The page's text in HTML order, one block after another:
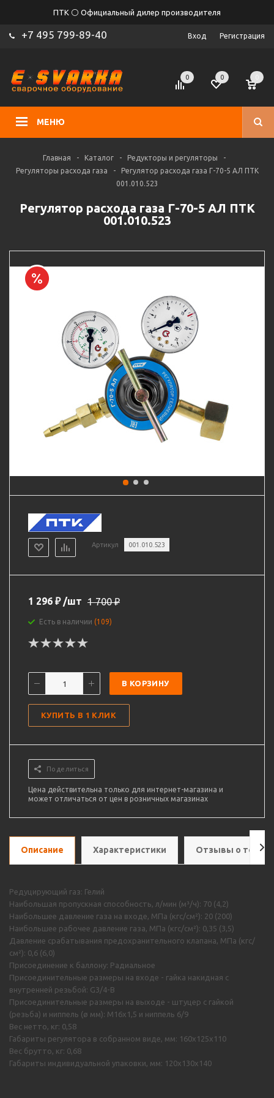
ПТК ⚪ Официальный дилер производителя
+7 495 799-89-40 Вход Регистрация
МЕНЮ
0 0
Главная - Каталог - Редукторы и регуляторы
-
Регуляторы расхода газа
-
Регулятор расхода газа Г-70-5 АЛ ПТК
001.010.523
Регулятор расхода газа Г-70-5 АЛ ПТК
001.010.523
Артикул 001.010.523
1 296 ₽ /шт 1 700₽
Есть в наличии (109)
В КОРЗИНУ
КУПИТЬ В 1 КЛИК
Поделиться
Цена действительна только для интернет-магазина и
может отличаться от цен в розничных магазинах
Описание Характеристики Отзывы о
Редуцирующий газ: Гелий
Наибольшая пропускная способность, л/мин (м³/ч): 70 (4,2)
Наибольшее давление газа на входе, МПа (кгс/см²): 20 (200)
Наибольшее рабочее давление газа, МПа (кгс/см²): 0,35 (3,5)
Давление срабатывания предохранительного клапана, МПа (кгс/
см²): 0,6 (6,0)
Присоединение к баллону: Радиальное
Присоединительные размеры на входе - гайка накидная с
внутренней резьбой: G3/4-B
Присоединительные размеры на выходе - штуцер с гайкой
(резьба) и ниппель (ø мм): M16х1,5 и ниппель 6/9
Вес нетто, кг: 0,58
Габариты регулятора в собранном виде, мм: 160х125х110
Вес брутто, кг: 0,68
Габариты индивидуальной упаковки, мм: 120х130х140